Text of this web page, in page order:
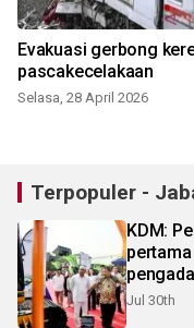
Evakuasi gerbong
pascakecelakaan
Selasa, 28 April 2026
Terpopuler -
KDM:
Jul 30th